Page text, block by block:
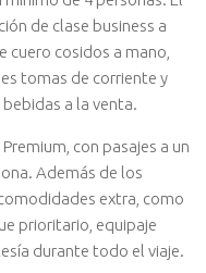
de clase business a
cuero cosidos a mano,
tomas de corriente y
bebidas a la venta.
con pasajes a un
Además de los
extra, como
prioritario, equipaje
durante todo el viaje.